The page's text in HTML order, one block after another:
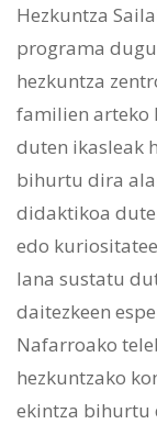
Hezkuntza
programa
hezkuntza
familien arteko
duten ikasleak
bihurtu dira
didaktikoa
edo
lana sustatu
daitezkeen
Nafarroako
hezkuntzako
ekintza bihurtu